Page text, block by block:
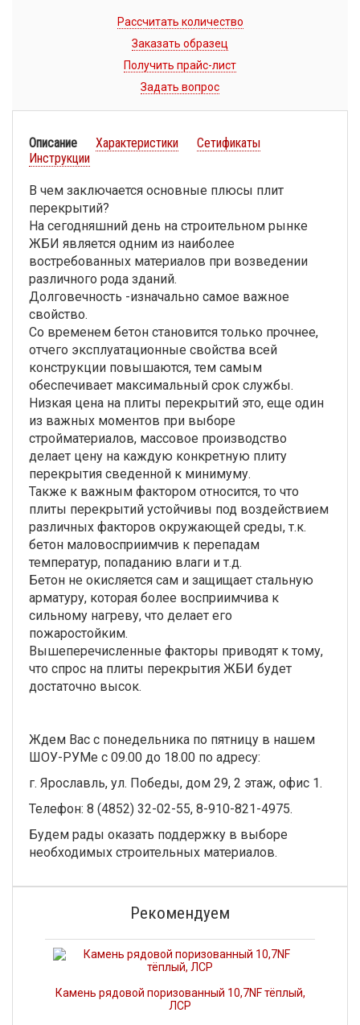
Рассчитать количество
Заказать образец
Получить прайс-лист
Задать вопрос
Описание Характеристики
Сетификаты
Инструкции
В чем заключается основные плюсы плит
перекрытий?
На сегодняшний день на строительном рынке
ЖБИ является одним из наиболее
востребованных материалов при возведении
различного рода зданий.
Долговечность -изначально самое важное
свойство.
Со временем бетон становится только прочнее,
отчего эксплуатационные свойства всей
конструкции повышаются, тем самым
обеспечивает максимальный срок службы.
Низкая цена на плиты перекрытий это, еще один
из важных моментов при выборе
стройматериалов, массовое производство
делает цену на каждую конкретную плиту
перекрытия сведенной к минимуму.
Также к важным фактором относится, то что
плиты перекрытий устойчивы под воздействием
различных факторов окружающей среды, т.к.
бетон маловосприимчив к перепадам
температур, попаданию влаги и т.д.
Бетон не окисляется сам и защищает стальную
арматуру, которая более восприимчива к
сильному нагреву, что делает его
пожаростойким.
Вышеперечисленные факторы приводят к тому,
что спрос на плиты перекрытия ЖБИ будет
достаточно высок.
Ждем Вас с понедельника по пятницу в нашем
ШОУ-РУМе с 09.00 до 18.00 по адресу:
г. Ярославль, ул. Победы, дом 29, 2 этаж, офис 1.
Телефон: 8 (4852) 32-02-55, 8-910-821-4975.
Будем рады оказать поддержку в выборе
необходимых строительных материалов.
Рекомендуем
Камень рядовой поризованный 10,7NF тёплый,
ЛСР